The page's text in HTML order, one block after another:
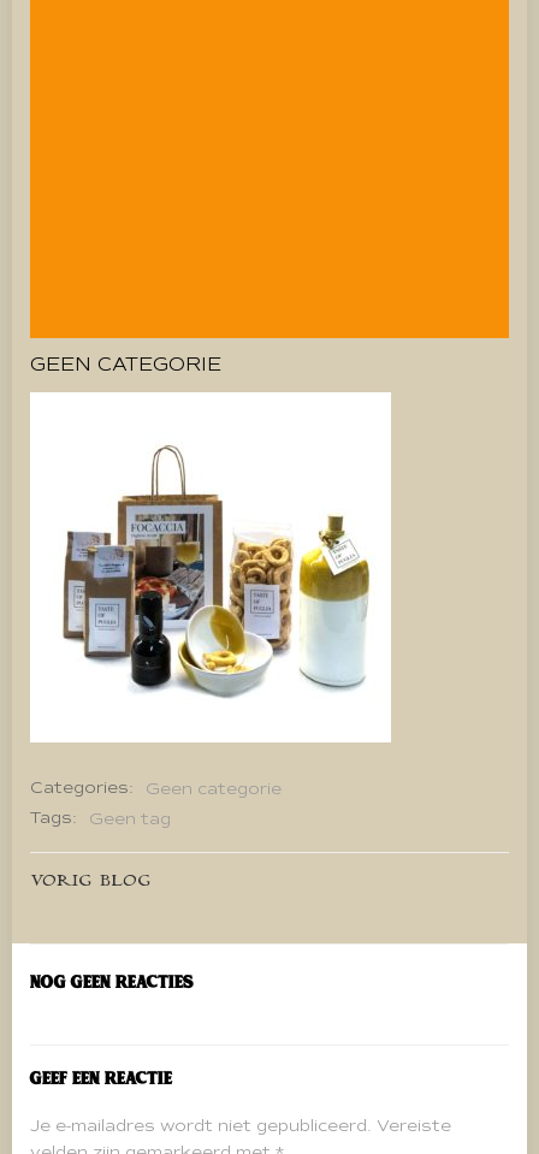
GEEN CATEGORIE
Categories:
Geen categorie
Tags:
Geen tag
Bericht
navigatie
VORIG BLOG
Nog geen reacties
Geef een reactie
Je e-mailadres wordt niet gepubliceerd. Vereiste